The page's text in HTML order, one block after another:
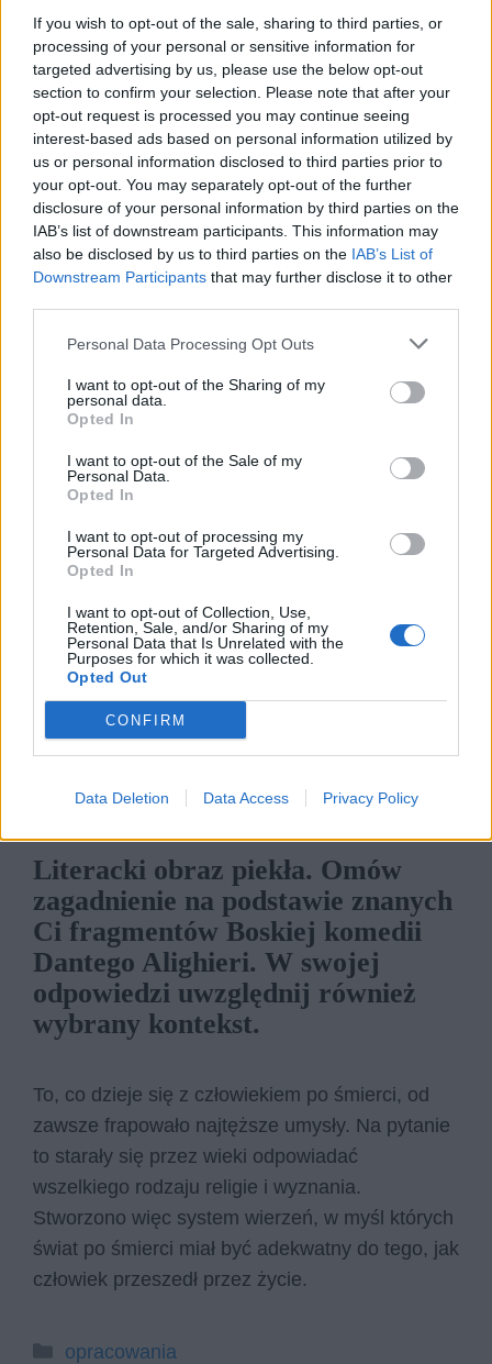
If you wish to opt-out of the sale, sharing to third parties, or
processing of your personal or sensitive information for
targeted advertising by us, please use the below opt-out
section to confirm your selection. Please note that after your
opt-out request is processed you may continue seeing
interest-based ads based on personal information utilized by
us or personal information disclosed to third parties prior to
your opt-out. You may separately opt-out of the further
disclosure of your personal information by third parties on the
IAB’s list of downstream participants. This information may
also be disclosed by us to third parties on the IAB’s List of
Downstream Participants that may further disclose it to other
Personal Data Processing Opt Outs
I want to opt-out of the Sharing of my
personal data.
Opted In
I want to opt-out of the Sale of my
Personal Data.
Opted In
I want to opt-out of processing my
Personal Data for Targeted Advertising.
Opted In
I want to opt-out of Collection, Use,
Retention, Sale, and/or Sharing of my
Personal Data that Is Unrelated with the
Purposes for which it was collected.
Opted Out
CONFIRM
Data Deletion Data Access Privacy Policy
usiłowały odpowiadać rozmaite religie i
mitologie, ponieważ na wiele sposobów
próbowały przekonać wiernych do swojej wizji.
Kategorie
opracowania
Doświadczenia wynikające z
podróżowania. Omów zagadnienie
na podstawie znanych Ci
fragmentów Boskiej Komedii
Dantego Alighieri. W swojej
odpowiedzi uwzględnij również
Poznawanie nowych miejsc, kultur, języków,
historii, a przede wszystkim ludzi – wszystkie te
rzeczy kształtują nasz charakter i naszą duszę.
Podróże jednak można rozumieć w sensie
metaforycznym mogą one mieć wymiar
umysłowy, duchowy, wewnętrzny.
Literacki obraz piekła. Omów
zagadnienie na podstawie znanych
Ci fragmentów Boskiej komedii
Dantego Alighieri. W swojej
odpowiedzi uwzględnij również
wybrany kontekst.
To, co dzieje się z człowiekiem po śmierci, od
zawsze frapowało najtęższe umysły. Na pytanie
to starały się przez wieki odpowiadać
wszelkiego rodzaju religie i wyznania.
Stworzono więc system wierzeń, w myśl których
świat po śmierci miał być adekwatny do tego, jak
człowiek przeszedł przez życie.
Kategorie
opracowania